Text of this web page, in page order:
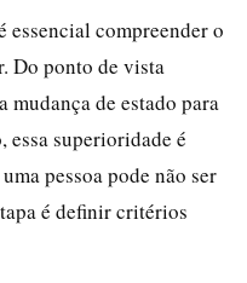
essencial compreender o
Do ponto de vista
mudança de estado para
essa superioridade é
pessoa pode não ser
é definir critérios